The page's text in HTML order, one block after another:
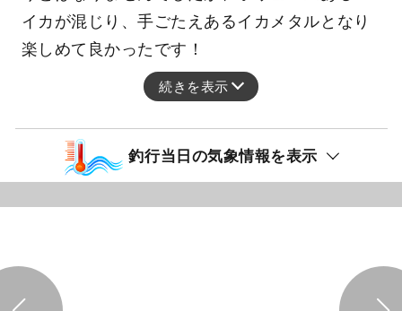
イカが混じり、手ごたえあるイカメタルとなり
楽しめて良かったです！
続きを表示
釣行当日の気象情報を表示